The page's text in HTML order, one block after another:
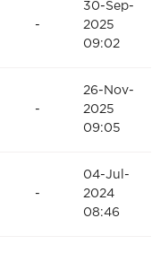
-
30-Sep-
2025
09:02
-
26-Nov-
2025
09:05
-
04-Jul-
2024
08:46